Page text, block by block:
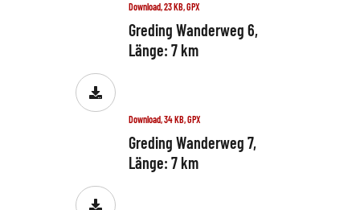
Download, 23 KB, GPX
Greding Wanderweg 6,
Länge: 7 km
Download, 34 KB, GPX
Greding Wanderweg 7,
Länge: 7 km